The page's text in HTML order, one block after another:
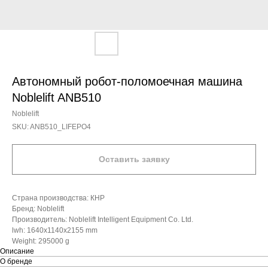
Автономный робот-поломоечная машина
Noblelift ANB510
Noblelift
SKU:ANB510_LIFEPO4
Оставить заявку
Страна производства: КНР
Бренд: Noblelift
Производитель: Noblelift Intelligent Equipment Co. Ltd.
lwh: 1640x1140x2155 mm
Weight: 295000 g
Описание
О бренде